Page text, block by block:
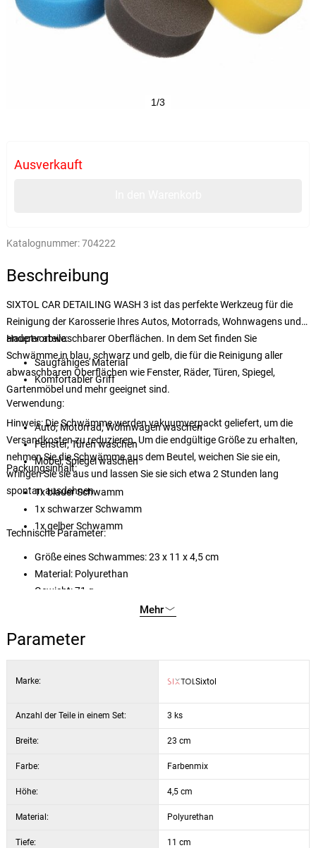
1/3
Ausverkauft
Katalognummer:704222
Beschreibung
SIXTOL CAR DETAILING WASH 3 ist das perfekte Werkzeug für die
Reinigung der Karosserie Ihres Autos, Motorrads, Wohnwagens und
anderer abwaschbarer Oberflächen. In dem Set finden Sie
Schwämme in blau, schwarz und gelb, die für die Reinigung aller
abwaschbaren Oberflächen wie Fenster, Räder, Türen, Spiegel,
Gartenmöbel und mehr geeignet sind.
Hinweis: Die Schwämme werden vakuumverpackt geliefert, um die
Versandkosten zu reduzieren. Um die endgültige Größe zu erhalten,
nehmen Sie die Schwämme aus dem Beutel, weichen Sie sie ein,
wringen Sie sie aus und lassen Sie sie sich etwa 2 Stunden lang
spontan ausdehnen.
Hauptvorteile:
Saugfähiges Material
Komfortabler Griff
Verwendung:
Auto, Motorrad, Wohnwagen waschen
Fenster, Türen waschen
Möbel, Spiegel waschen
Packungsinhalt:
1x blauer Schwamm
1x schwarzer Schwamm
1x gelber Schwamm
Technische Parameter:
Größe eines Schwammes: 23 x 11 x 4,5 cm
Material: Polyurethan
Gewicht: 71 g
Farbe: blau, schwarz, gelbMehr
Parameter
Marke: Sixtol
Anzahl der Teile in einem Set: 3 ks
Breite: 23 cm
Farbe: Farbenmix
Höhe: 4,5 cm
Material: Polyurethan
Tiefe: 11 cm